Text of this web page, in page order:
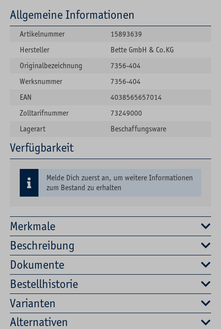
Merkmale
Beschreibung
Dokumente
Bestellhistorie
Varianten
Alternativen
Allgemeine Informationen
Artikelnummer
15893639
Hersteller
Bette GmbH & Co.KG
Originalbezeichnung
7356-404
Werksnummer
7356-404
EAN
4038565657014
Zolltarifnummer
73249000
Lagerart
Beschaffungsware
Verfügbarkeit
Melde Dich zuerst an, um weitere Informationen
zum Bestand zu erhalten